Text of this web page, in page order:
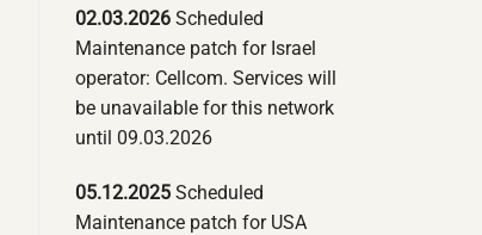
02.03.2026 Scheduled
Maintenance patch for Israel
operator: Cellcom. Services will
be unavailable for this network
until 09.03.2026
05.12.2025 Scheduled
Maintenance patch for USA